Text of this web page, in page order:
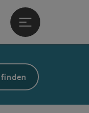
Linz, stark bewölkt
Hauptmenü öffnen